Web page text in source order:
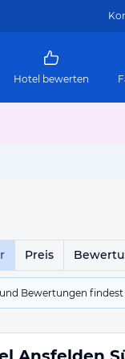
Hotel bewerten
Preis
Bewertungen findest